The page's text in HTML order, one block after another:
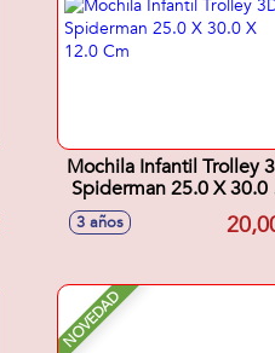
Mochila Infantil Trolley
Spiderman 25.0 X 30.0
3 años
NOVEDAD